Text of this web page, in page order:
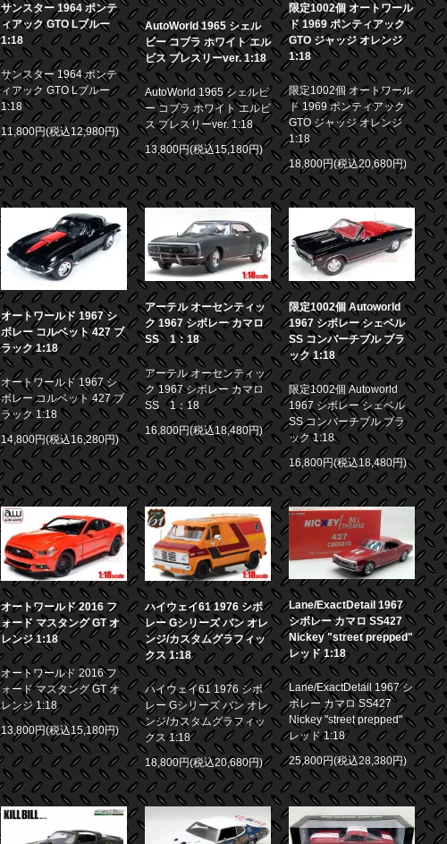
サンスター 1964 ポンテ
ィアック GTO Lブルー
1:18
サンスター 1964 ポンテ
ィアック GTO Lブルー
1:18
11,800円(税込12,980円)
AutoWorld 1965 シェル
ビー コブラ ホワイト エル
ビス プレスリーver. 1:18
AutoWorld 1965 シェルビ
ー コブラ ホワイト エルビ
ス プレスリーver. 1:18
13,800円(税込15,180円)
限定1002個 オートワール
ド 1969 ポンティアック
GTO ジャッジ オレンジ
1:18
限定1002個 オートワール
ド 1969 ポンティアック
GTO ジャッジ オレンジ
1:18
18,800円(税込20,680円)
オートワールド 1967 シ
ボレー コルベット 427 ブ
ラック 1:18
オートワールド 1967 シ
ボレー コルベット 427 ブ
ラック 1:18
14,800円(税込16,280円)
アーテル オーセンティッ
ク 1967 シボレー カマロ
SS 1：18
アーテル オーセンティッ
ク 1967 シボレー カマロ
SS 1：18
16,800円(税込18,480円)
限定1002個 Autoworld
1967 シボレー シェベル
SS コンバーチブル ブラ
ック 1:18
限定1002個 Autoworld
1967 シボレー シェベル
SS コンバーチブル ブラ
ック 1:18
16,800円(税込18,480円)
オートワールド 2016 フ
ォード マスタング GT オ
レンジ 1:18
オートワールド 2016 フ
ォード マスタング GT オ
レンジ 1:18
13,800円(税込15,180円)
ハイウェイ61 1976 シボ
レー Gシリーズ バン オレ
ンジ/カスタムグラフィッ
クス 1:18
ハイウェイ61 1976 シボ
レー Gシリーズ バン オレ
ンジ/カスタムグラフィッ
クス 1:18
18,800円(税込20,680円)
Lane/ExactDetail 1967
シボレー カマロ SS427
Nickey "street prepped"
レッド 1:18
Lane/ExactDetail 1967 シ
ボレー カマロ SS427
Nickey "street prepped"
レッド 1:18
25,800円(税込28,380円)